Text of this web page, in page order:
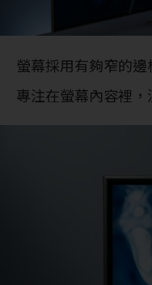
螢幕採用有夠窄的
專注在螢幕內容裡